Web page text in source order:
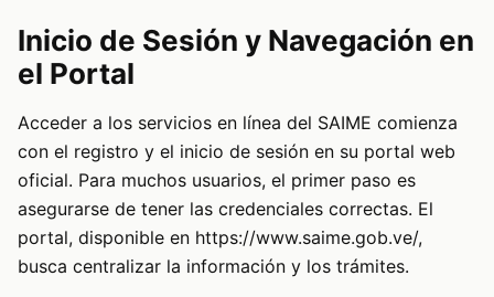
Inicio de Sesión y Navegación en
el Portal
Acceder a los servicios en línea del SAIME comienza
con el registro y el inicio de sesión en su portal web
oficial. Para muchos usuarios, el primer paso es
asegurarse de tener las credenciales correctas. El
portal, disponible en https://www.saime.gob.ve/,
busca centralizar la información y los trámites.